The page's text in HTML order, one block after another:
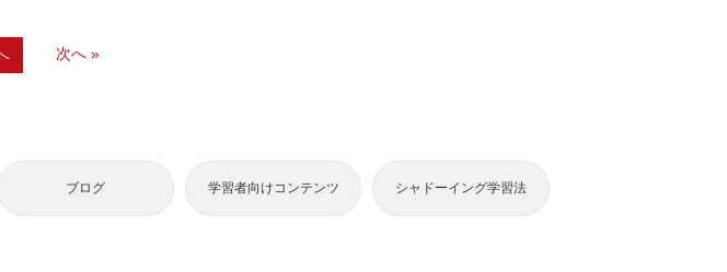
次へ »
ブログ 学習者向けコンテンツ シャドーイング学習法